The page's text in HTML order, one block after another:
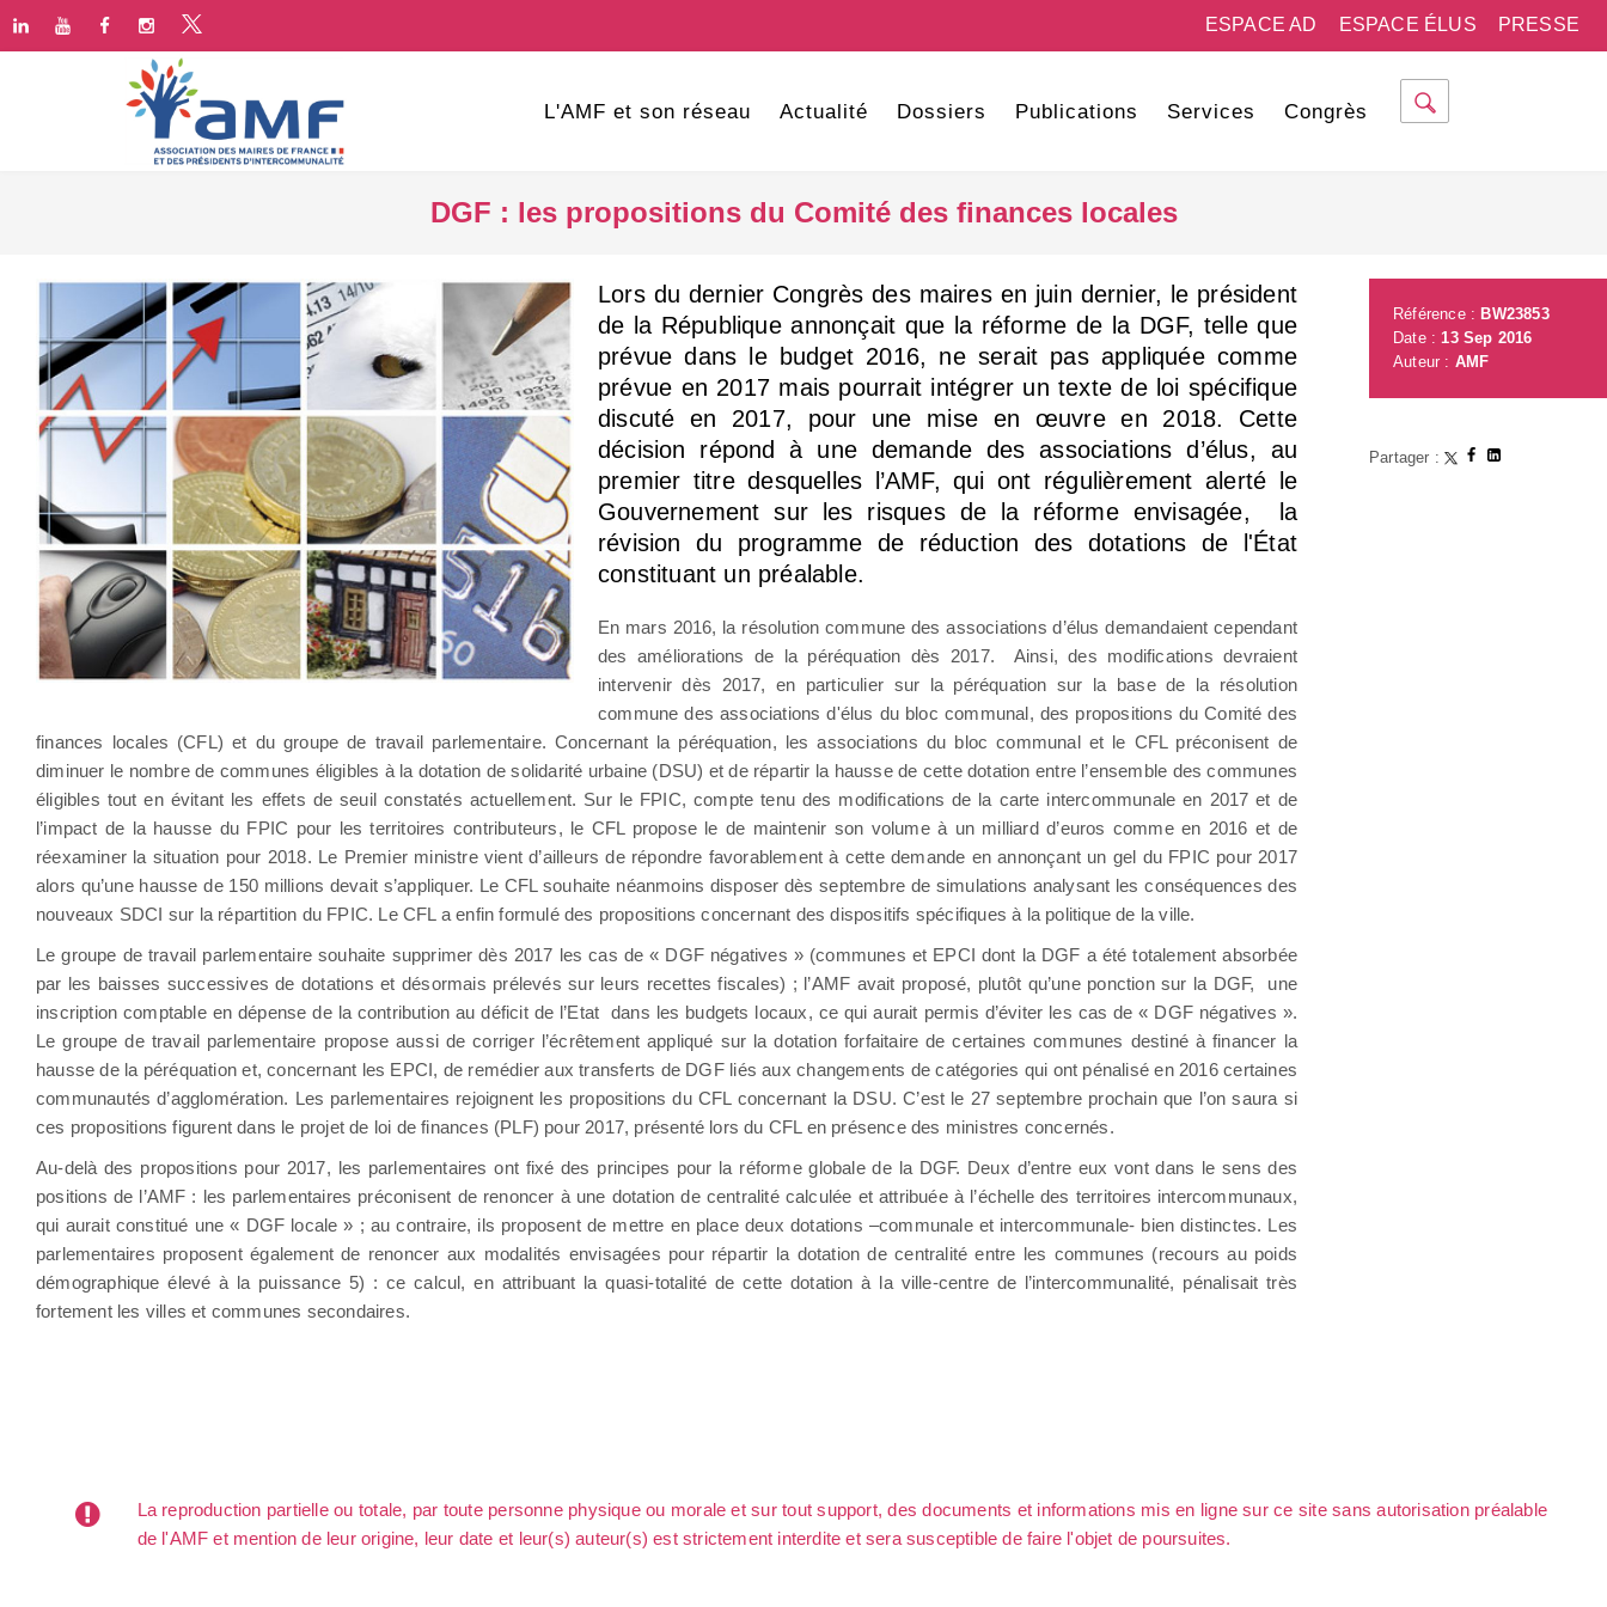
PRESSE
ESPACE ÉLUS
ESPACE AD
L'AMF et son réseau Actualité Dossiers Publications Services Congrès
DGF : les propositions du Comité des finances locales
Lors du dernier Congrès des maires en juin dernier, le président
de la République annonçait que la réforme de la DGF, telle que
prévue dans le budget 2016, ne serait pas appliquée comme
prévue en 2017 mais pourrait intégrer un texte de loi spécifique
discuté en 2017, pour une mise en œuvre en 2018. Cette
décision répond à une demande des associations d’élus, au
premier titre desquelles l’AMF, qui ont régulièrement alerté le
Gouvernement sur les risques de la réforme envisagée, la
révision du programme de réduction des dotations de l'État
constituant un préalable.
En mars 2016, la résolution commune des associations d’élus demandaient cependant
des améliorations de la péréquation dès 2017. Ainsi, des modifications devraient
intervenir dès 2017, en particulier sur la péréquation sur la base de la résolution
commune des associations d'élus du bloc communal, des propositions du Comité des
finances locales (CFL) et du groupe de travail parlementaire. Concernant la péréquation, les associations du bloc communal et le CFL préconisent de
diminuer le nombre de communes éligibles à la dotation de solidarité urbaine (DSU) et de répartir la hausse de cette dotation entre l’ensemble des communes
éligibles tout en évitant les effets de seuil constatés actuellement. Sur le FPIC, compte tenu des modifications de la carte intercommunale en 2017 et de
l’impact de la hausse du FPIC pour les territoires contributeurs, le CFL propose le de maintenir son volume à un milliard d’euros comme en 2016 et de
réexaminer la situation pour 2018. Le Premier ministre vient d’ailleurs de répondre favorablement à cette demande en annonçant un gel du FPIC pour 2017
alors qu’une hausse de 150 millions devait s’appliquer. Le CFL souhaite néanmoins disposer dès septembre de simulations analysant les conséquences des
nouveaux SDCI sur la répartition du FPIC. Le CFL a enfin formulé des propositions concernant des dispositifs spécifiques à la politique de la ville.
Le groupe de travail parlementaire souhaite supprimer dès 2017 les cas de « DGF négatives » (communes et EPCI dont la DGF a été totalement absorbée
par les baisses successives de dotations et désormais prélevés sur leurs recettes fiscales) ; l’AMF avait proposé, plutôt qu’une ponction sur la DGF, une
inscription comptable en dépense de la contribution au déficit de l’Etat dans les budgets locaux, ce qui aurait permis d’éviter les cas de « DGF négatives ».
Le groupe de travail parlementaire propose aussi de corriger l’écrêtement appliqué sur la dotation forfaitaire de certaines communes destiné à financer la
hausse de la péréquation et, concernant les EPCI, de remédier aux transferts de DGF liés aux changements de catégories qui ont pénalisé en 2016 certaines
communautés d’agglomération. Les parlementaires rejoignent les propositions du CFL concernant la DSU. C’est le 27 septembre prochain que l’on saura si
ces propositions figurent dans le projet de loi de finances (PLF) pour 2017, présenté lors du CFL en présence des ministres concernés.
Au-delà des propositions pour 2017, les parlementaires ont fixé des principes pour la réforme globale de la DGF. Deux d’entre eux vont dans le sens des
positions de l’AMF : les parlementaires préconisent de renoncer à une dotation de centralité calculée et attribuée à l’échelle des territoires intercommunaux,
qui aurait constitué une « DGF locale » ; au contraire, ils proposent de mettre en place deux dotations –communale et intercommunale- bien distinctes. Les
parlementaires proposent également de renoncer aux modalités envisagées pour répartir la dotation de centralité entre les communes (recours au poids
démographique élevé à la puissance 5) : ce calcul, en attribuant la quasi-totalité de cette dotation à la ville-centre de l’intercommunalité, pénalisait très
fortement les villes et communes secondaires.
Référence : BW23853
Date :13 Sep 2016
Auteur : AMF
Partager :
La reproduction partielle ou totale, par toute personne physique ou morale et sur tout support, des documents et informations mis en ligne sur ce site sans autorisation préalable
de l'AMF et mention de leur origine, leur date et leur(s) auteur(s) est strictement interdite et sera susceptible de faire l'objet de poursuites.